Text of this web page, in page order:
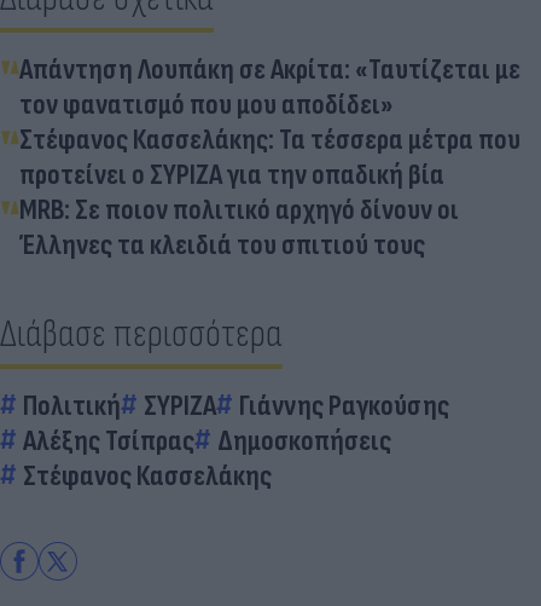
Απάντηση Λουπάκη σε Ακρίτα: «Ταυτίζεται με
τον φανατισμό που μου αποδίδει»
Στέφανος Κασσελάκης: Τα τέσσερα μέτρα που
προτείνει ο ΣΥΡΙΖΑ για την οπαδική βία
MRB: Σε ποιον πολιτικό αρχηγό δίνουν οι
Έλληνες τα κλειδιά του σπιτιού τους
Διάβασε περισσότερα
Πολιτική ΣΥΡΙΖΑ
Γιάννης Ραγκούσης
Αλέξης Τσίπρας
Δημοσκοπήσεις
Στέφανος Κασσελάκης